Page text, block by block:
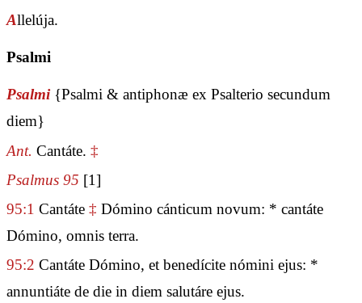
Allelúja.
Psalmi
Psalmi {Psalmi & antiphonæ ex Psalterio secundum
diem}
Ant. Cantáte. ‡
Psalmus 95 [1]
95:1 Cantáte ‡ Dómino cánticum novum: * cantáte
Dómino, omnis terra.
95:2 Cantáte Dómino, et benedícite nómini ejus: *
annuntiáte de die in diem salutáre ejus.